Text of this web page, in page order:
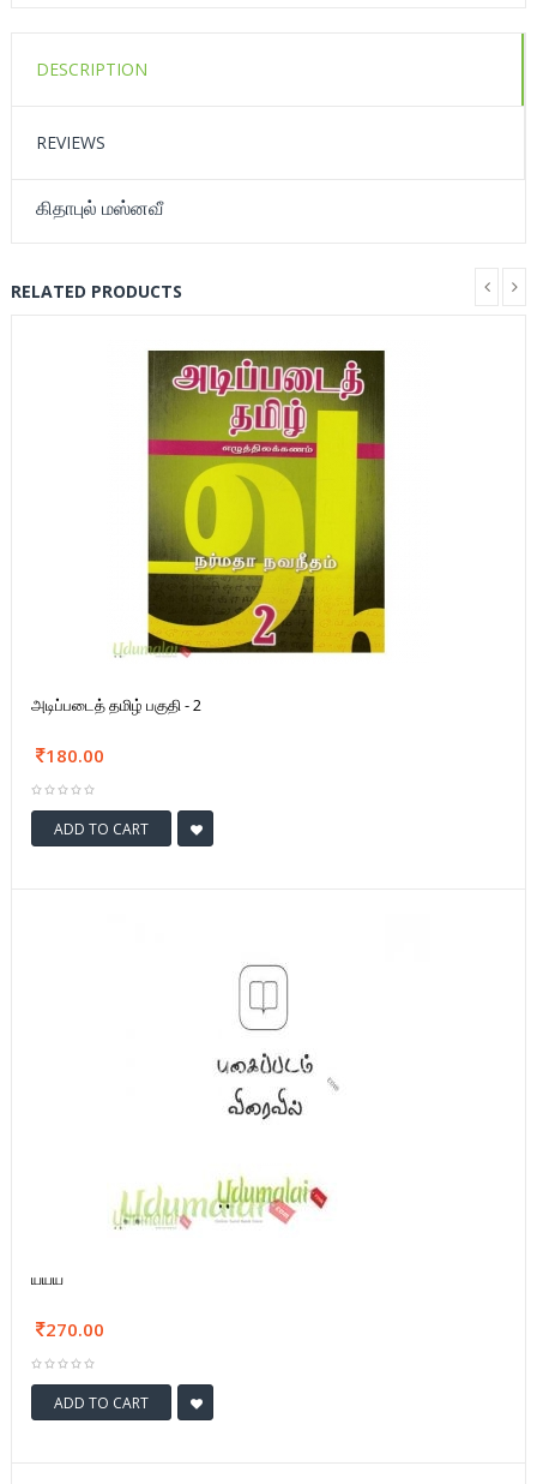
DESCRIPTION
REVIEWS
கிதாபுல் மஸ்னவீ
RELATED PRODUCTS
அடிப்படைத் தமிழ் பகுதி - 2
180.00
ADD TO CART
யயய
270.00
ADD TO CART